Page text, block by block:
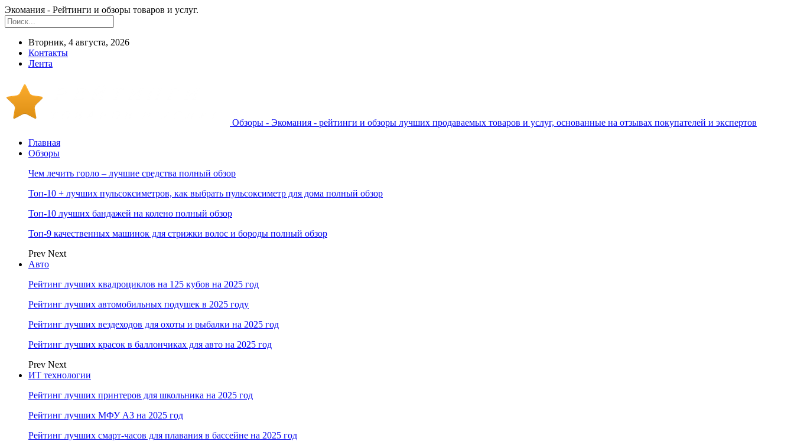
Экомания - Рейтинги и обзоры товаров и услуг.
Вторник, 4 августа, 2026
Контакты
Лента
Обзоры - Экомания - рейтинги и обзоры лучших продаваемых товаров и услуг, основанные на отзывах покупателей и экспертов
Главная
Обзоры
Чем лечить горло – лучшие средства полный обзор
Топ-10 + лучших пульсоксиметров, как выбрать пульсоксиметр для дома полный обзор
Топ-10 лучших бандажей на колено полный обзор
Топ-9 качественных машинок для стрижки волос и бороды полный обзор
Prev Next
Авто
Рейтинг лучших квадроциклов на 125 кубов на 2025 год
Рейтинг лучших автомобильных подушек в 2025 году
Рейтинг лучших вездеходов для охоты и рыбалки на 2025 год
Рейтинг лучших красок в баллончиках для авто на 2025 год
Prev Next
ИТ технологии
Рейтинг лучших принтеров для школьника на 2025 год
Рейтинг лучших МФУ А3 на 2025 год
Рейтинг лучших смарт-часов для плавания в бассейне на 2025 год